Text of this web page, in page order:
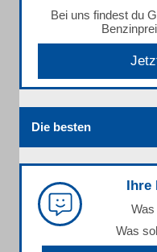
Bei uns findest du
Die besten
Was
Was